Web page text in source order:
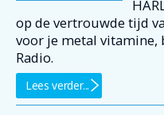
op de vertrouwde tijd
voor je metal vitamine,
Radio.
Lees verder...